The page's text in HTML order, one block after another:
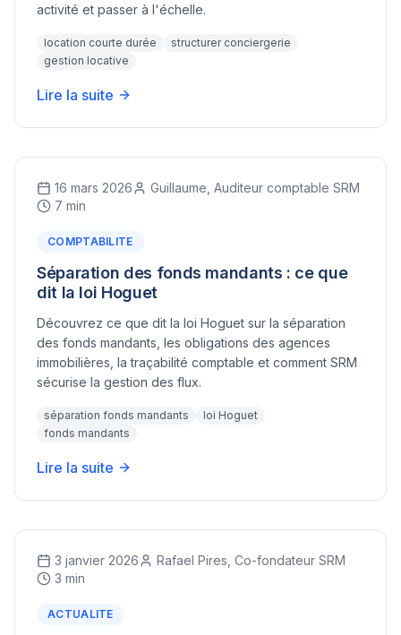
activité et passer à l'échelle.
location courte durée
structurer conciergerie
gestion locative
Lire la suite
16 mars 2026
Guillaume, Auditeur comptable SRM
7 min
COMPTABILITE
Séparation des fonds mandants : ce que
dit la loi Hoguet
Découvrez ce que dit la loi Hoguet sur la séparation
des fonds mandants, les obligations des agences
immobilières, la traçabilité comptable et comment SRM
sécurise la gestion des flux.
séparation fonds mandants
loi Hoguet
fonds mandants
Lire la suite
3 janvier 2026
Rafael Pires, Co-fondateur SRM
3 min
ACTUALITE